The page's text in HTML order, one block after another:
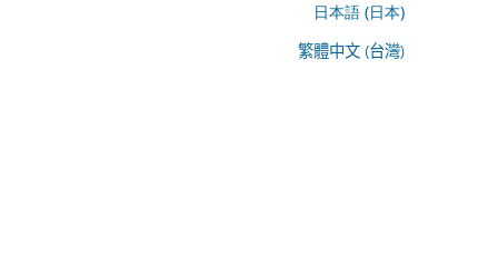
日本語 (日本)
繁體中文 (台灣)